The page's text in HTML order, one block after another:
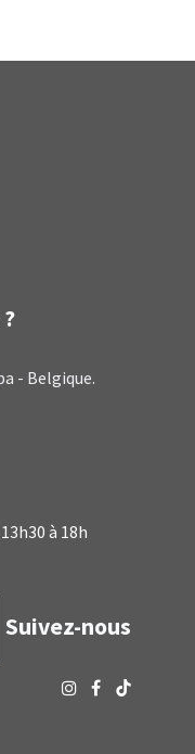
- Belgique.
à 18h
Suivez-nous